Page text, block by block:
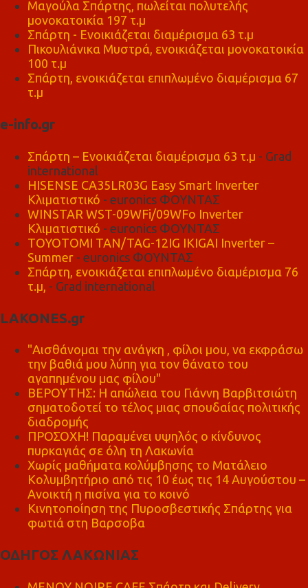
Μαγούλα Σπάρτης, πωλείται πολυτελής
μονοκατοικία 197 τ.μ
Σπάρτη - Ενοικιάζεται διαμέρισμα 63 τ.μ
Πικουλιάνικα Μυστρά, ενοικιάζεται μονοκατοικία
100 τ.μ
Σπάρτη, ενοικιάζεται επιπλωμένο διαμέρισμα 67
τ.μ
e-info.gr
Σπάρτη – Ενοικιάζεται διαμέρισμα 63 τ.μ - Grad
international
HISENSE CA35LR03G Easy Smart Inverter
Κλιματιστικό - euronics ΦΟΥΝΤΑΣ
WINSTAR WST-09WFi/09WFo Inverter
Κλιματιστικό - euronics ΦΟΥΝΤΑΣ
TOYOTOMI TAN/TAG-12IG IKIGAI Inverter –
Summer - euronics ΦΟΥΝΤΑΣ
Σπάρτη, ενοικιάζεται επιπλωμένο διαμέρισμα 76
τ.μ, - Grad international
LAKONES.gr
"Αισθάνομαι την ανάγκη , φίλοι μου, να εκφράσω
την βαθιά μου λύπη για τον θάνατο του
αγαπημένου μας φίλου"
ΒΕΡΟΥΤΗΣ: Η απώλεια του Γιάννη Βαρβιτσιώτη
σηματοδοτεί το τέλος μιας σπουδαίας πολιτικής
διαδρομής
ΠΡΟΣΟΧΗ! Παραμένει υψηλός ο κίνδυνος
πυρκαγιάς σε όλη τη Λακωνία
Χωρίς μαθήματα κολύμβησης το Ματάλειο
Κολυμβητήριο από τις 10 έως τις 14 Αυγούστου –
Ανοικτή η πισίνα για το κοινό
Κινητοποίηση της Πυροσβεστικής Σπάρτης για
φωτιά στη Βαρσοβα
ΟΔΗΓΟΣ ΛΑΚΩΝΙΑΣ